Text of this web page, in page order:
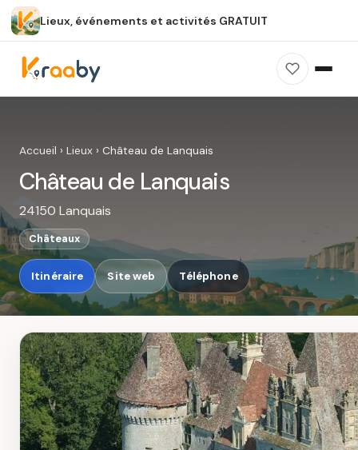
Lieux, événements et activités GRATUIT
spot dans Kraaby.
Ouvrir dans Kraaby
Accueil › Lieux › Château de Lanquais
Château de Lanquais
24150 Lanquais
Châteaux
Itinéraire Site web Téléphone